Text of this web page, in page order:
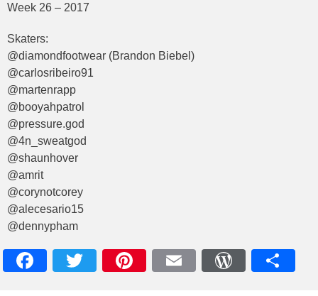
Week 26 – 2017
Skaters:
@diamondfootwear (Brandon Biebel)
@carlosribeiro91
@martenrapp
@booyahpatrol
@pressure.god
@4n_sweatgod
@shaunhover
@amrit
@corynotcorey
@alecesario15
@dennypham